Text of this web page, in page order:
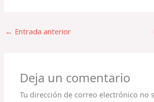
← Entrada anterior
Deja un comentario
Tu dirección de correo electrónico no